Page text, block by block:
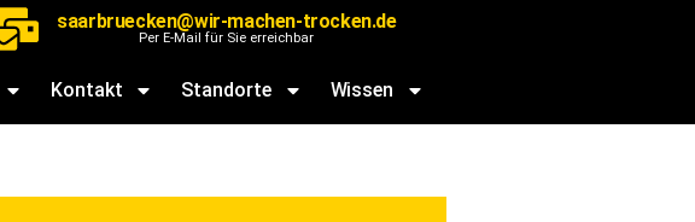
saarbruecken@wir-machen-trocken.de
Per E-Mail für Sie erreichbar
Kontakt Standorte Wissen